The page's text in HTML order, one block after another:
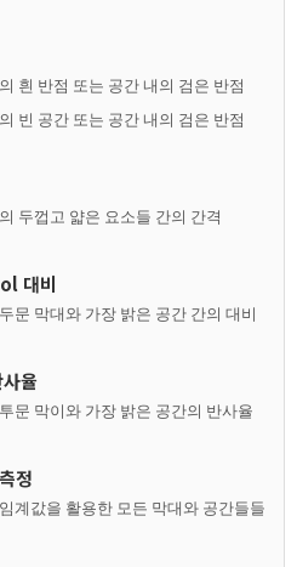
흰 반점 또는 공간 내의 검은 반점
빈 공간 또는 공간 내의 검은 반점
두껍고 얇은 요소들 간의 간격
대비
문 막대와 가장 밝은 공간 간의 대비
율
문 막이와 가장 밝은 공간의 반사율
정
계값을 활용한 모든 막대와 공간들들